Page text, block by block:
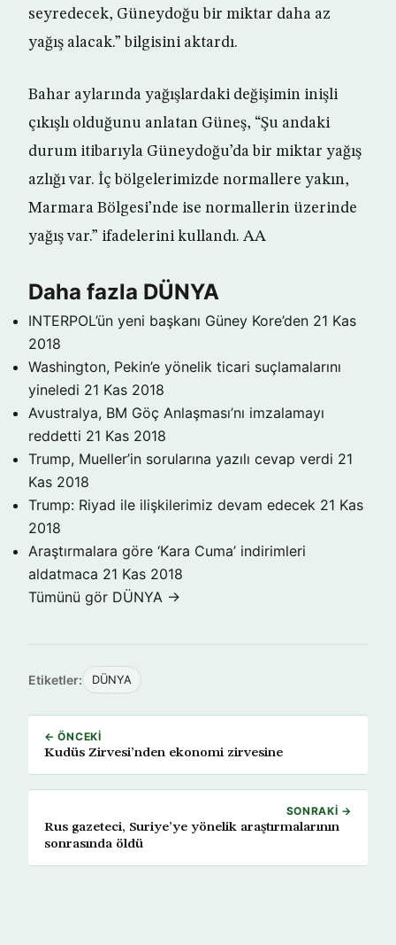
seyredecek, Güneydoğu bir miktar daha az
yağış alacak.” bilgisini aktardı.
Bahar aylarında yağışlardaki değişimin inişli
çıkışlı olduğunu anlatan Güneş, “Şu andaki
durum itibarıyla Güneydoğu’da bir miktar yağış
azlığı var. İç bölgelerimizde normallere yakın,
Marmara Bölgesi’nde ise normallerin üzerinde
yağış var.” ifadelerini kullandı. AA
Daha fazla DÜNYA
INTERPOL’ün yeni başkanı Güney Kore’den 21 Kas
2018
Washington, Pekin’e yönelik ticari suçlamalarını
yineledi 21 Kas 2018
Avustralya, BM Göç Anlaşması’nı imzalamayı
reddetti 21 Kas 2018
Trump, Mueller’in sorularına yazılı cevap verdi 21
Kas 2018
Trump: Riyad ile ilişkilerimiz devam edecek 21 Kas
2018
Araştırmalara göre ‘Kara Cuma’ indirimleri
aldatmaca 21 Kas 2018
Tümünü gör DÜNYA →
Etiketler: DÜNYA
← ÖNCEKI
Kudüs Zirvesi’nden ekonomi zirvesine
SONRAKI →
Rus gazeteci, Suriye’ye yönelik araştırmalarının
sonrasında öldü